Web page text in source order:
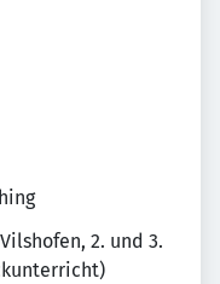
2. und 3.